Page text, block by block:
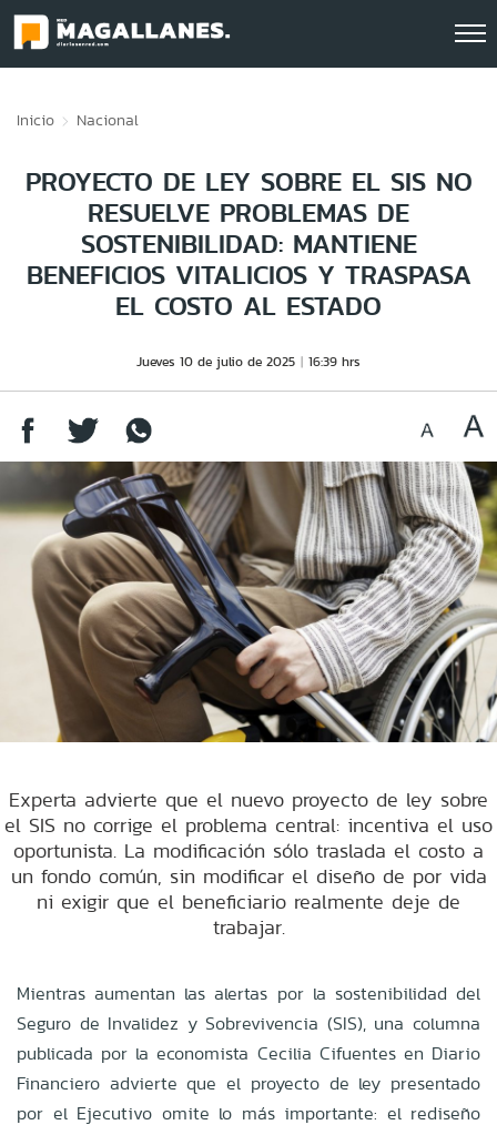
Inicio Nacional
PROYECTO DE LEY SOBRE EL SIS NO
RESUELVE PROBLEMAS DE
SOSTENIBILIDAD: MANTIENE
BENEFICIOS VITALICIOS Y TRASPASA
EL COSTO AL ESTADO
Jueves 10 de julio de 2025 16:39 hrs
Experta advierte que el nuevo proyecto de ley sobre
el SIS no corrige el problema central: incentiva el uso
oportunista. La modificación sólo traslada el costo a
un fondo común, sin modificar el diseño de por vida
ni exigir que el beneficiario realmente deje de
trabajar.
Mientras aumentan las alertas por la sostenibilidad del
Seguro de Invalidez y Sobrevivencia (SIS), una columna
publicada por la economista Cecilia Cifuentes en Diario
Financiero advierte que el proyecto de ley presentado
por el Ejecutivo omite lo más importante: el rediseño